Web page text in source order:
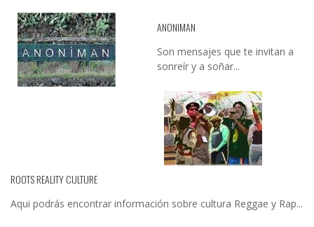
ANONIMAN
Son mensajes que te invitan a
sonreír y a soñar...
ROOTS REALITY CULTURE
Aqui podrás encontrar información sobre cultura Reggae y Rap...